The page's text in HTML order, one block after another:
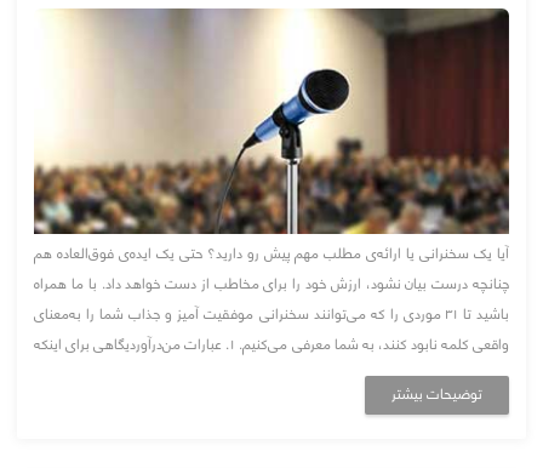
آیا یک سخنرانی یا ارائه‌ی مطلب مهم پیش‌ رو دارید؟ حتی یک ایده‌ی فوق‌العاده هم
چنانچه درست بیان نشود، ارزش خود را برای مخاطب از دست خواهد داد. با ما همراه
باشید تا ۳۱ موردی را که می‌توانند سخنرانی موفقیت آمیز و جذاب شما را به‌معنای
واقعی کلمه نابود کنند، به شما معرفی می‌کنیم. ۱. عبارات من‌درآوردیگاهی برای اینکه
عبارتی در خاطرمان بماند، ممکن است از کنار هم ...
توضیحات بیشتر